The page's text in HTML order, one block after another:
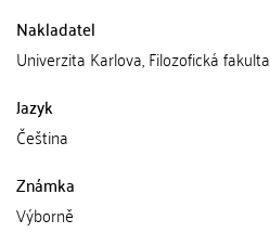
Nakladatel
Univerzita Karlova, Filozofická fakulta
Jazyk
Čeština
Známka
Výborně